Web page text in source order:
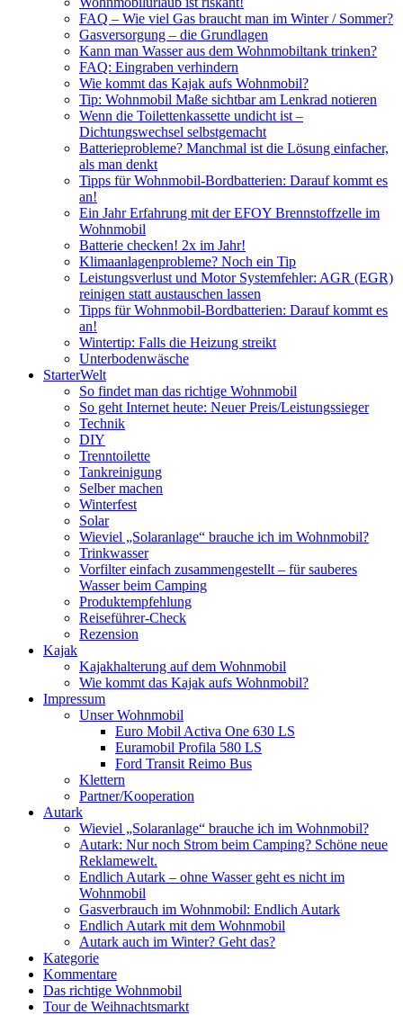
FAQ – Wie viel Gas braucht man im Winter / Sommer?
Gasversorgung – die Grundlagen
Kann man Wasser aus dem Wohnmobiltank trinken?
FAQ: Eingraben verhindern
Wie kommt das Kajak aufs Wohnmobil?
Tip: Wohnmobil Maße sichtbar am Lenkrad notieren
Wenn die Toilettenkassette undicht ist –
Dichtungswechsel selbstgemacht
Batterieprobleme? Manchmal ist die Lösung einfacher,
als man denkt
Tipps für Wohnmobil-Bordbatterien: Darauf kommt es
an!
Ein Jahr Erfahrung mit der EFOY Brennstoffzelle im
Wohnmobil
Batterie checken! 2x im Jahr!
Klimaanlagenprobleme? Noch ein Tip
Leistungsverlust und Motor Systemfehler: AGR (EGR)
reinigen statt austauschen lassen
Tipps für Wohnmobil-Bordbatterien: Darauf kommt es
an!
Wintertip: Falls die Heizung streikt
Unterbodenwäsche
StarterWelt
So findet man das richtige Wohnmobil
So geht Internet heute: Neuer Preis/Leistungssieger
Technik
DIY
Trenntoilette
Tankreinigung
Selber machen
Winterfest
Solar
Wieviel „Solaranlage“ brauche ich im Wohnmobil?
Trinkwasser
Vorfilter einfach zusammengestellt – für sauberes
Wasser beim Camping
Produktempfehlung
Reiseführer-Check
Rezension
Kajak
Kajakhalterung auf dem Wohnmobil
Wie kommt das Kajak aufs Wohnmobil?
Impressum
Unser Wohnmobil
Euro Mobil Activa One 630 LS
Euramobil Profila 580 LS
Ford Transit Reimo Bus
Klettern
Partner/Kooperation
Autark
Wieviel „Solaranlage“ brauche ich im Wohnmobil?
Autark: Nur noch Strom beim Camping? Schöne neue
Reklamewelt.
Endlich Autark – ohne Wasser geht es nicht im
Wohnmobil
Gasverbrauch im Wohnmobil: Endlich Autark
Endlich Autark mit dem Wohnmobil
Autark auch im Winter? Geht das?
Kategorie
Kommentare
Das richtige Wohnmobil
Tour de Weihnachtsmarkt